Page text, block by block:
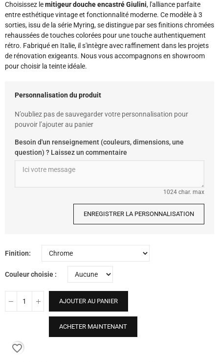
Choisissez lemitigeur douche encastré Giulini, l'alliance parfaite
entre esthétique vintage et fonctionnalité moderne. Ce modèle à 3
sorties, issu de la série Myring, se distingue par ses finitions chromées
rehaussées de touches colorées pour une touche authentiquement
rétro. Fabriqué en Italie, il s'intègre avec raffinement dans les projets
de rénovation exigeants. Nous vous accompagnons en showroom
pour choisir la teinte idéale.
Personnalisation du produit
N’oubliez pas de sauvegarder votre personnalisation pour
pouvoir l’ajouter au panier
Besoin d'un renseignement (couleurs, dimensions, une
question) ? Laissez un commentaire
1024 char. max
ENREGISTRER LA PERSONNALISATION
Finition
Couleur choisie
AJOUTER AU PANIER
ACHETER MAINTENANT
favorite_border